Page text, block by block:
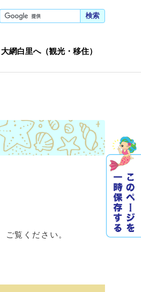
検索
網白里へ（観光・移住）
覧ください。